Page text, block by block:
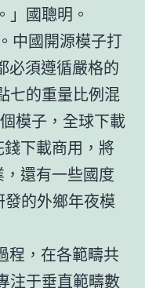
國聰明。
中國開源模子打
必須遵循嚴格的
七的重量比例混
模子，全球下載
下載商用，將
還有一些國度
發的外鄉年夜模
程，在各範疇共
注于垂直範疇數